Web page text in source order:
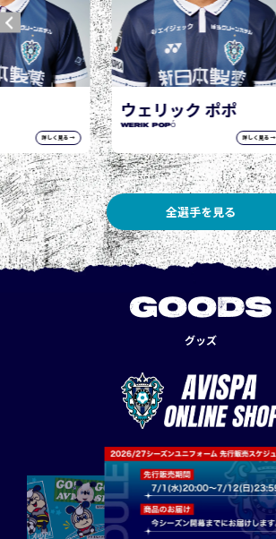
詳しく見る →
ウェリック ポポ
WERIK POPÓ
詳しく見る →
全選手を見る
GOODS
グッズ